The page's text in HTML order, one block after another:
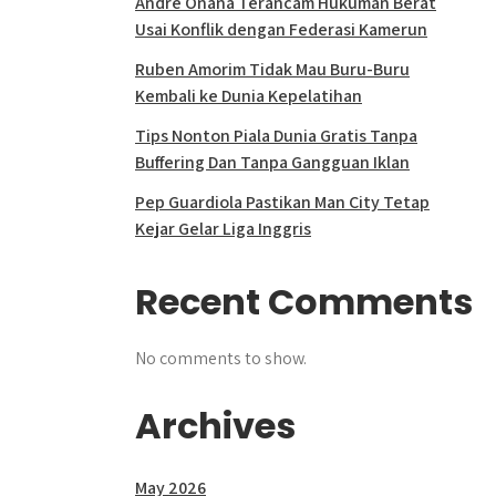
Usai Konflik dengan Federasi Kamerun
Ruben Amorim Tidak Mau Buru-Buru
Kembali ke Dunia Kepelatihan
Tips Nonton Piala Dunia Gratis Tanpa
Buffering Dan Tanpa Gangguan Iklan
Pep Guardiola Pastikan Man City Tetap
Kejar Gelar Liga Inggris
Recent Comments
No comments to show.
Archives
May 2026